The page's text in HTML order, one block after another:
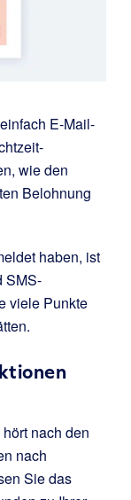
E-Mail-
wie den
Belohnung
haben, ist
SMS-
viele Punkte
nach den
nach
Sie das